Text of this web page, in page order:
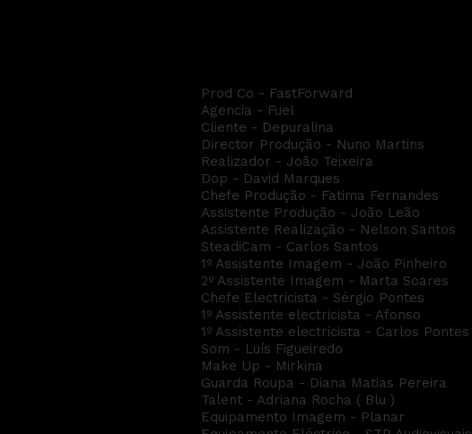
Prod Co - FastForward
Agencia - Fuel
Cliente - Depuralina
Director Produção - Nuno Martins
Realizador - João Teixeira
Dop - David Marques
Chefe Produção - Fatima Fernandes
Assistente Produção - João Leão
Assistente Realização - Nelson Santos
SteadiCam - Carlos Santos
1º Assistente Imagem - João Pinheiro
2º Assistente Imagem - Marta Soares
Chefe Electricista - Sérgio Pontes
1º Assistente electricista - Afonso
1º Assistente electricista - Carlos Pontes
Som - Luís Figueiredo
Make Up - Mirkina
Guarda Roupa - Diana Matias Pereira
Talent - Adriana Rocha ( Blu )
Equipamento Imagem - Planar